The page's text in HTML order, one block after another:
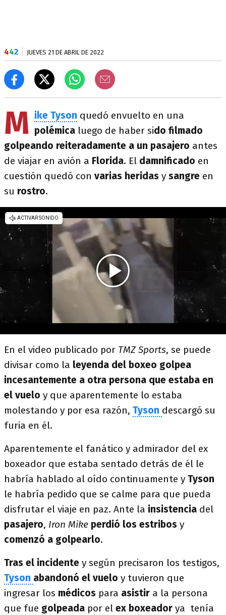
442 JUEVES 21 DE ABRIL DE 2022
M ike Tyson quedó envuelto en una
polémica luego de haber sido filmado
golpeando reiteradamente a un pasajero antes
de viajar en avión a Florida. El damnificado en
cuestión quedó con varias heridas y sangre en
su rostro.
En el video publicado por TMZ Sports, se puede
divisar como la leyenda del boxeo golpea
incesantemente a otra persona que estaba en
el vuelo y que aparentemente lo estaba
molestando y por esa razón, Tyson descargó su
furia en él.
Aparentemente el fanático y admirador del ex
boxeador que estaba sentado detrás de él le
habría hablado al oído continuamente y Tyson
le habría pedido que se calme para que pueda
disfrutar el viaje en paz. Ante la insistencia del
pasajero, Iron Mike perdió los estribos y
comenzó a golpearlo.
Tras el incidente y según precisaron los testigos,
Tyson abandonó el vuelo y tuvieron que
ingresar los médicos para asistir a la persona
que fue golpeada por el ex boxeador ya tenía